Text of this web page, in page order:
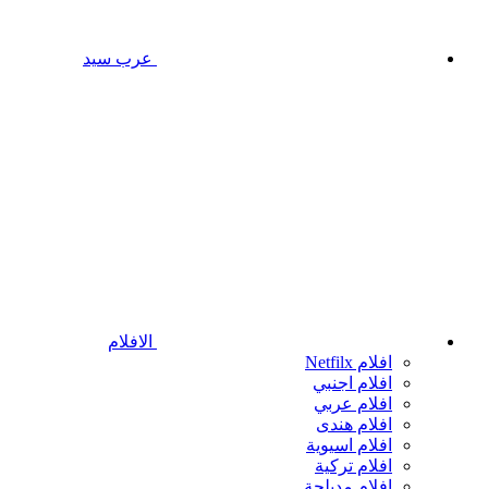
عرب سيد
الافلام
افلام Netfilx
افلام اجنبي
افلام عربي
افلام هندى
افلام اسيوية
افلام تركية